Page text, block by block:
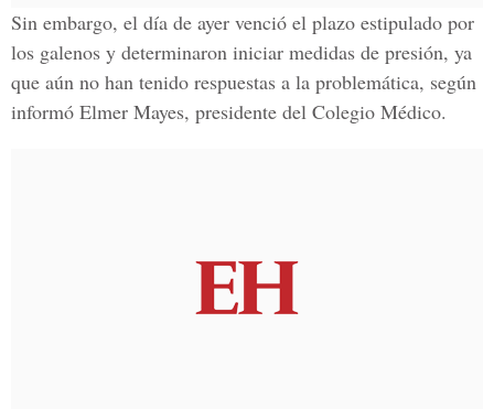
Sin embargo, el día de ayer venció el plazo estipulado por
los galenos y determinaron iniciar medidas de presión, ya
que aún no han tenido respuestas a la problemática, según
informó Elmer Mayes, presidente del Colegio Médico.